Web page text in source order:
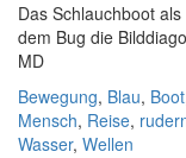
Das Schlauchboot
dem Bug die
MD
Bewegung, Blau, Boot
Mensch, Reise,
Wasser, Wellen